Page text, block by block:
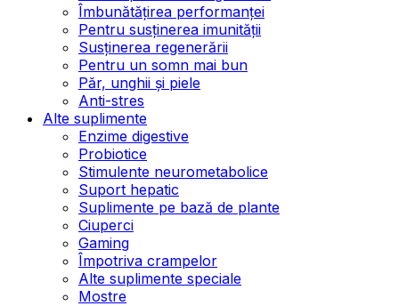
Îmbunătățirea performanței
Pentru susținerea imunității
Susținerea regenerării
Pentru un somn mai bun
Păr, unghii și piele
Anti-stres
Alte suplimente
Enzime digestive
Probiotice
Stimulente neurometabolice
Suport hepatic
Suplimente pe bază de plante
Ciuperci
Gaming
Împotriva crampelor
Alte suplimente speciale
Mostre